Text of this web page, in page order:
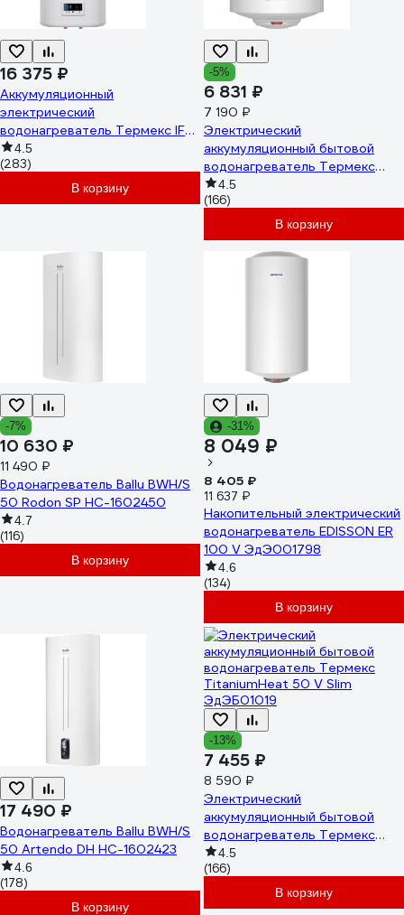
16 375 ₽
Аккумуляционный
электрический
водонагреватель Термекс IF
50 V pro ЭдЭБ00245
4.5
(283)
В корзину
-5%
6 831 ₽
7 190 ₽
Электрический
аккумуляционный бытовой
водонагреватель Термекс
TitaniumHeat 30 V Slim
ЭдЭБ01018
4.5
(166)
В корзину
-7%
10 630 ₽
11 490 ₽
Водонагреватель Ballu BWH/S
50 Rodon SP НС-1602450
4.7
(116)
В корзину
-31%
8 049 ₽
8 405 ₽
11 637 ₽
Накопительный электрический
водонагреватель EDISSON ER
100 V ЭдЭ001798
4.6
(134)
В корзину
17 490 ₽
Водонагреватель Ballu BWH/S
50 Artendo DH НС-1602423
4.6
(178)
В корзину
-13%
7 455 ₽
8 590 ₽
Электрический
аккумуляционный бытовой
водонагреватель Термекс
TitaniumHeat 50 V Slim
ЭдЭБ01019
4.5
(166)
В корзину